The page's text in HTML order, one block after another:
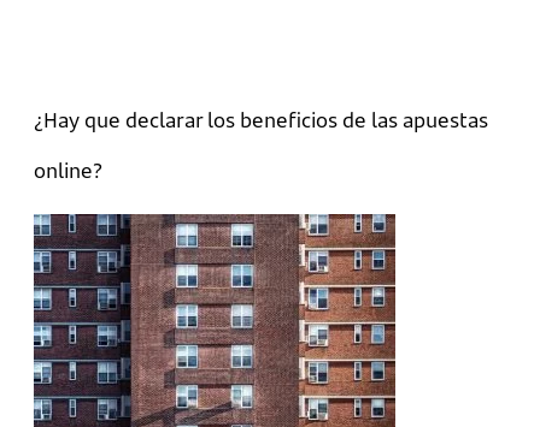
¿Hay que declarar los beneficios de las apuestas
online?